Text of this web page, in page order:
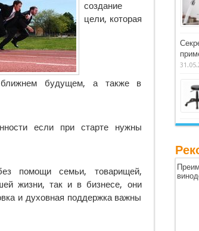
создание
цели, которая
ближнем будущем, а также в
если при старте нужны
помощи семьи, товарищей,
жизни, так и в бизнесе, они
и духовная поддержка важны